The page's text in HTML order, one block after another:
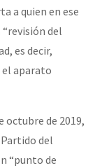
a quien en ese
del
es decir,
aparato
octubre de 2019,
del
“punto de